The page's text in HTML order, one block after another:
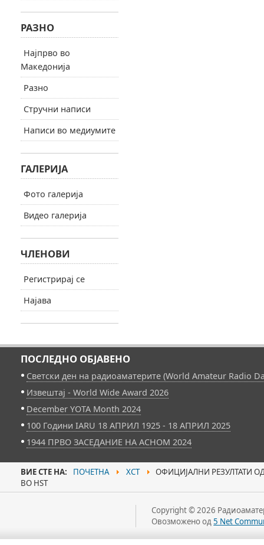
РАЗНО
Најпрво во
Македонија
Разно
Стручни написи
Написи во медиумите
ГАЛЕРИЈА
Фото галерија
Видео галерија
ЧЛЕНОВИ
Регистрирај се
Најава
ПОСЛЕДНО ОБЈАВЕНО
Светски ден на радиоаматерите (World Amateur Radio
Извештај - World Wide Award 2026
December YOTA Month 2024
100 Години IARU 18 АПРИЛ 1925 - 18 АПРИЛ 2025
1944 ПРВО ЗАСЕДАНИЕ НА АСНОМ 2024
ВИЕ СТЕ НА: ПОЧЕТНА ХСТ
ОФИЦИЈАЛНИ РЕЗУЛТАТИ
ВО HST
Copyright © 2026
Овозможено од5 Net